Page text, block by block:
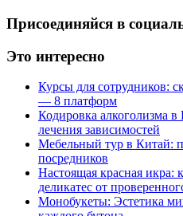
Присоединяйся в
Это интересно
Курсы для сотрудников:
— 8 платформ
Кодировка алкоголизма
лечения зависимостей
Мебельный тур в Китай:
посредников
Настоящая красная икра:
деликатес от
Монобукеты: Эстетика